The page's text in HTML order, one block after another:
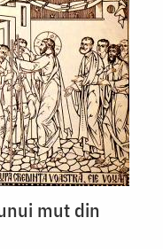
mut din